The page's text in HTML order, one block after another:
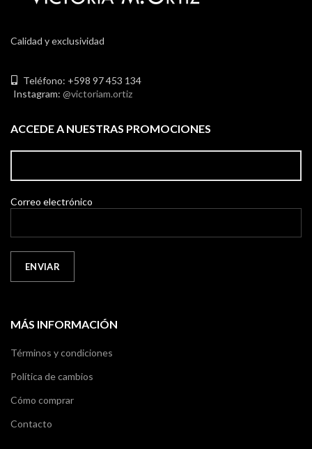
Calidad y exclusividad
Teléfono: +598 97 453 134
Instagram: @victoriam.ortiz
ACCEDE A NUESTRAS PROMOCIONES
Correo electrónico
MÁS INFORMACIÓN
Términos y condiciones
Política de cambios
Cómo comprar
Contacto